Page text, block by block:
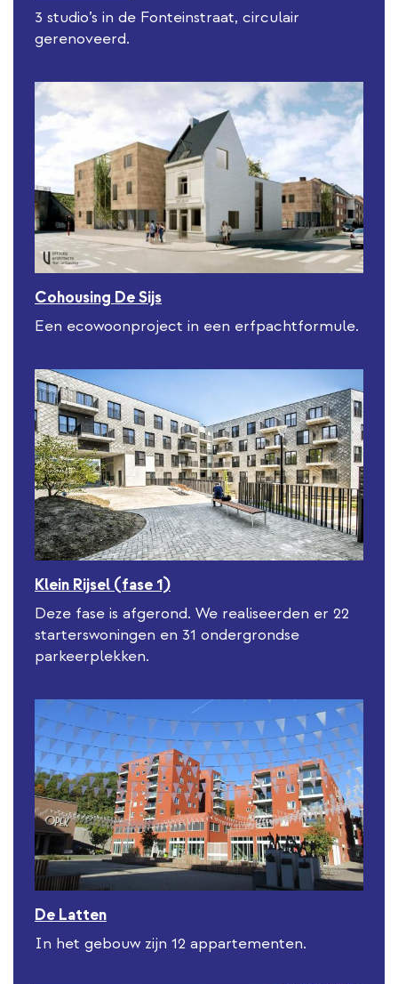
3 studio’s in de Fonteinstraat, circulair
gerenoveerd.
Cohousing De Sijs
Een ecowoonproject in een erfpachtformule.
Klein Rijsel (fase 1)
Deze fase is afgerond. We realiseerden er 22
starterswoningen en 31 ondergrondse
parkeerplekken.
De Latten
In het gebouw zijn 12 appartementen.